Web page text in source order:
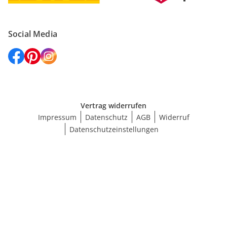
Social Media
Vertrag widerrufen
Impressum
Datenschutz AGB
Widerruf
Datenschutzeinstellungen